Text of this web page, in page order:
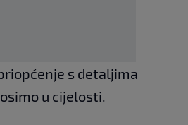
s detaljima
u cijelosti.